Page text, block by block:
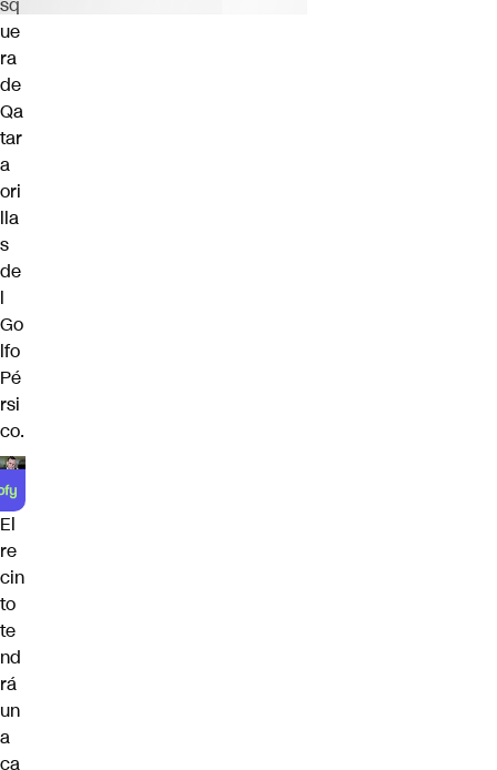
ue
ra
de
Qa
tar
a
ori
lla
s
de
l
Go
lfo
Pé
rsi
co.
El
re
cin
to
te
nd
rá
un
a
ca